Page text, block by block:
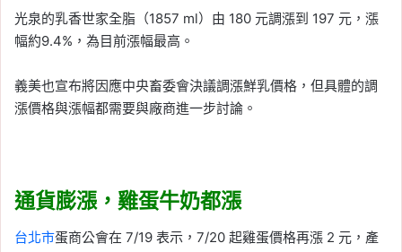
光泉的乳香世家全脂（1857 ml）由 180 元調漲到 197 元，漲
幅約9.4%，為目前漲幅最高。
義美也宣布將因應中央畜委會決議調漲鮮乳價格，但具體的調
漲價格與漲幅都需要與廠商進一步討論。
通貨膨漲，雞蛋牛奶都漲
台北市蛋商公會在 7/19 表示，7/20 起雞蛋價格再漲 2 元，產